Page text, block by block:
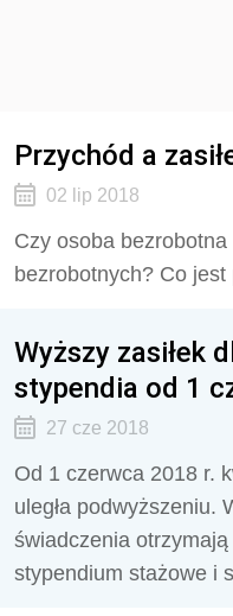
Przychód a
02 lip 2018
Czy osoba
bezrobotnych? Co
Wyższy zasiłek
stypendia od 1
27 cze 2018
Od 1 czerwca 2018 r.
uległa podwyższeniu.
świadczenia
stypendium stażowe i